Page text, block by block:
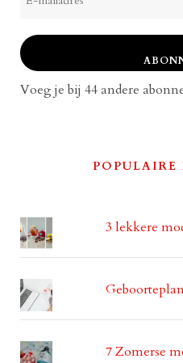
mailadres
Voeg je bij 44 andere
POPULAIRE
3 lekkere
7 Zomerse